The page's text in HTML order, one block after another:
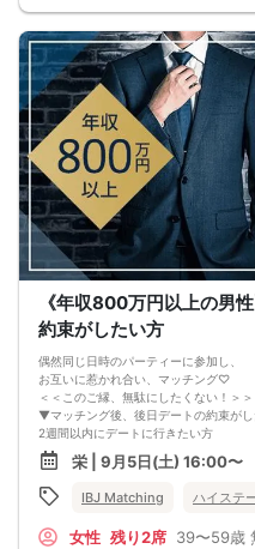
《年収800万円以上の男
約束がしたい方
偶然同じ日時のパーティーに参加し、
お互いに惹かれ合い、マッチング♡
＜＜このご縁、無駄にしたくない！＞＞
▼マッチング後、後日デートの約束が
2週間以内にデートに行きたい方
ちょっとフランクな場所に移動して、
会場ではお話できなかったことを話した
さらに、交際発展後もきっと幸せ
居心地が良い関係性を築きたい方
ポジティブ思考で明るい言葉をくれたり
栄 | 9月5日(土) 16:00〜
IBJ Matching ハイステ
女性 残り2席 39〜59歳